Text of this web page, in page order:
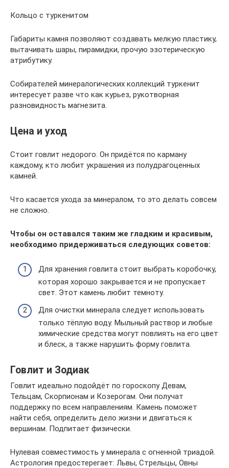
Кольцо с туркенитом
Габариты камня позволяют создавать мелкую пластику,
вытачивать шары, пирамидки, прочую эзотерическую
атрибутику.
Собирателей минералогических коллекций туркенит
интересует разве что как курьез, рукотворная
разновидность магнезита.
Цена и уход
Стоит говлит недорого. Он придётся по карману
каждому, кто любит украшения из полудрагоценных
камней.
Что касается ухода за минералом, то это делать совсем
не сложно.
Чтобы он оставался таким же гладким и красивым,
необходимо придерживаться следующих советов:
Для хранения говлита стоит выбрать коробочку,
которая хорошо закрывается и не пропускает
свет. Этот камень любит темноту.
Для очистки минерала следует использовать
только тёплую воду. Мыльный раствор и любые
химические средства могут повлиять на его цвет
и блеск, а также нарушить форму говлита.
Говлит и Зодиак
Говлит идеально подойдёт по гороскопу Девам,
Тельцам, Скорпионам и Козерогам. Они получат
поддержку по всем направлениям. Камень поможет
найти себя, определить дело жизни и двигаться к
вершинам. Подпитает физически.
Нулевая совместимость у минерала с огненной триадой.
Астрология предостерегает: Львы, Стрельцы, Овны